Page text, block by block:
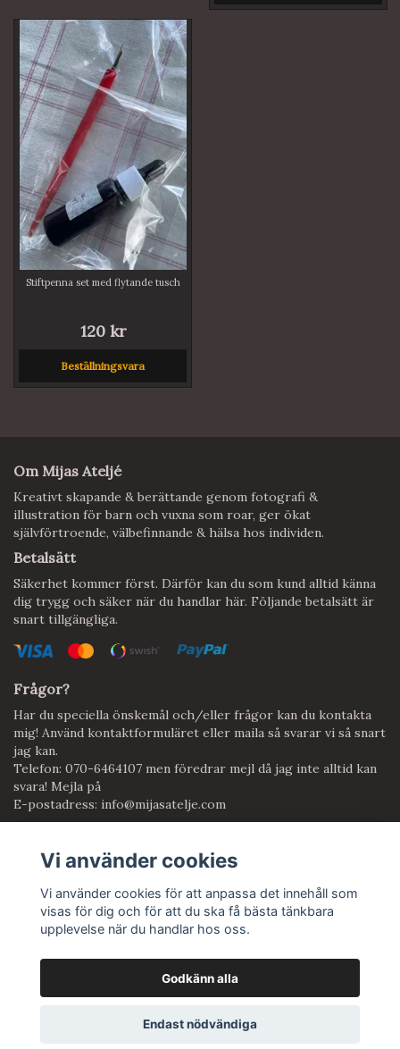
Stiftpenna set med flytande tusch
120 kr
Beställningsvara
Om Mijas Ateljé
Kreativt skapande & berättande genom fotografi &
illustration för barn och vuxna som roar, ger ökat
självförtroende, välbefinnande & hälsa hos individen.
Betalsätt
Säkerhet kommer först. Därför kan du som kund alltid känna
dig trygg och säker när du handlar här. Följande betalsätt är
snart tillgängliga.
Frågor?
Har du speciella önskemål och/eller frågor kan du kontakta
mig! Använd kontaktformuläret eller maila så svarar vi så snart
jag kan.
Telefon: 070-6464107 men föredrar mejl då jag inte alltid kan
svara! Mejla på
E-postadress: info@mijasatelje.com
Anmäl dig till vårt nyhetsbrev
Prenumerera
Vi använder cookies
Vi använder cookies för att anpassa det innehåll som
visas för dig och för att du ska få bästa tänkbara
upplevelse när du handlar hos oss.
Godkänn alla
Endast nödvändiga